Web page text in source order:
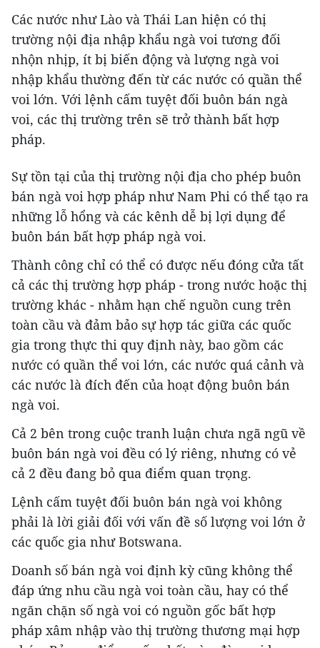
Các nước như Lào và Thái Lan hiện có thị
trường nội địa nhập khẩu ngà voi tương đối
nhộn nhịp, ít bị biến động và lượng ngà voi
nhập khẩu thường đến từ các nước có quần thể
voi lớn. Với lệnh cấm tuyệt đối buôn bán ngà
voi, các thị trường trên sẽ trở thành bất hợp
pháp.
Sự tồn tại của thị trường nội địa cho phép buôn
bán ngà voi hợp pháp như Nam Phi có thể tạo ra
những lỗ hổng và các kênh dễ bị lợi dụng để
buôn bán bất hợp pháp ngà voi.
Thành công chỉ có thể có được nếu đóng cửa tất
cả các thị trường hợp pháp - trong nước hoặc thị
trường khác - nhằm hạn chế nguồn cung trên
toàn cầu và đảm bảo sự hợp tác giữa các quốc
gia trong thực thi quy định này, bao gồm các
nước có quần thể voi lớn, các nước quá cảnh và
các nước là đích đến của hoạt động buôn bán
ngà voi.
Cả 2 bên trong cuộc tranh luận chưa ngã ngũ về
buôn bán ngà voi đều có lý riêng, nhưng có vẻ
cả 2 đều đang bỏ qua điểm quan trọng.
Lệnh cấm tuyệt đối buôn bán ngà voi không
phải là lời giải đối với vấn đề số lượng voi lớn ở
các quốc gia như Botswana.
Doanh số bán ngà voi định kỳ cũng không thể
đáp ứng nhu cầu ngà voi toàn cầu, hay có thể
ngăn chặn số ngà voi có nguồn gốc bất hợp
pháp xâm nhập vào thị trường thương mại hợp